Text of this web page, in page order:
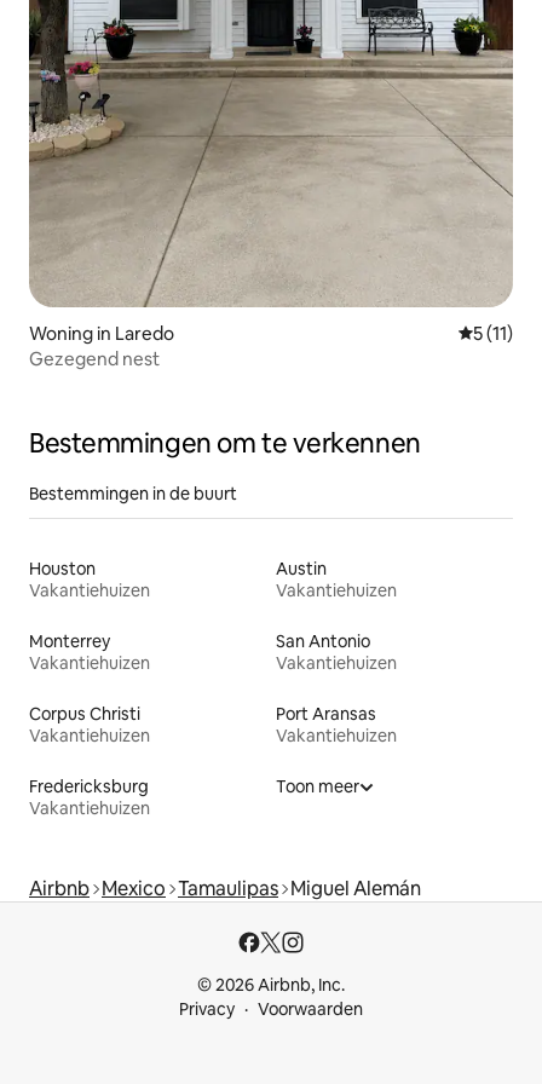
Woning in Laredo
5 (11)
Gezegend nest
Bestemmingen om te verkennen
Bestemmingen in de buurt
Houston
Vakantiehuizen
Austin
Vakantiehuizen
Monterrey
Vakantiehuizen
San Antonio
Vakantiehuizen
Corpus Christi
Vakantiehuizen
Port Aransas
Vakantiehuizen
Fredericksburg
Vakantiehuizen
Toon meer
Airbnb Mexico Tamaulipas Miguel Alemán
© 2026 Airbnb, Inc.
Privacy
Voorwaarden